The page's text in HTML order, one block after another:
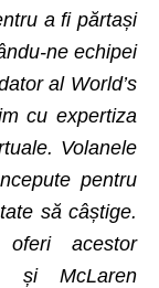
a fi părtași
ne echipei
al World’s
cu expertiza
Volanele
pentru
să câștige.
acestor
și McLaren